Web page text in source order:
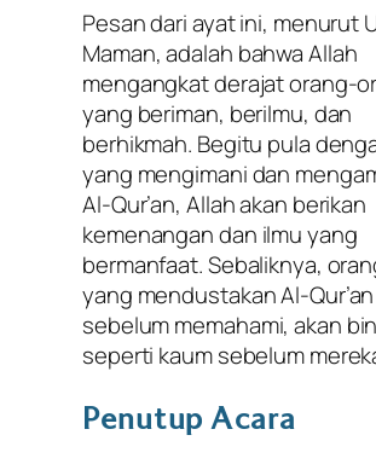
Pesan dari ayat ini, menurut
Maman, adalah bahwa Allah
mengangkat derajat orang-
yang beriman, berilmu, dan
berhikmah. Begitu pula
yang mengimani dan
Al-Qur’an, Allah akan berikan
kemenangan dan ilmu yang
bermanfaat. Sebaliknya,
yang mendustakan Al-Qur’an
sebelum memahami, akan
seperti kaum sebelum
Penutup Acara